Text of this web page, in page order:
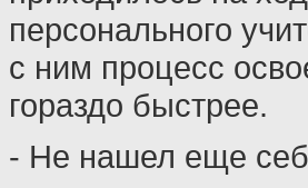
персонального
с ним процесс
гораздо быстрее.
- Не нашел еще